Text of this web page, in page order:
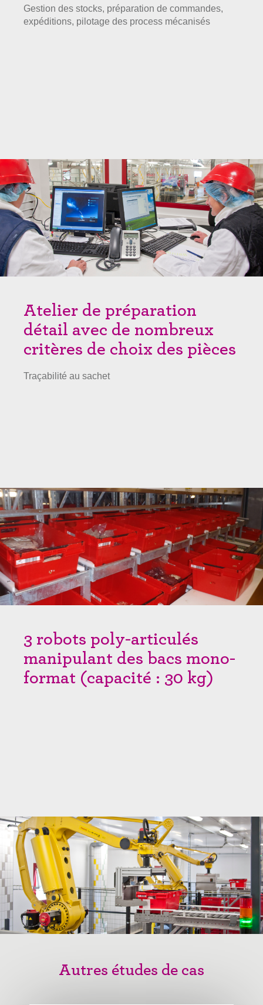
Gestion des stocks, préparation de commandes,
expéditions, pilotage des process mécanisés
Atelier de préparation
détail avec de nombreux
critères de choix des pièces
Traçabilité au sachet
3 robots poly-articulés
manipulant des bacs mono-
format (capacité : 30 kg)
Autres études de cas